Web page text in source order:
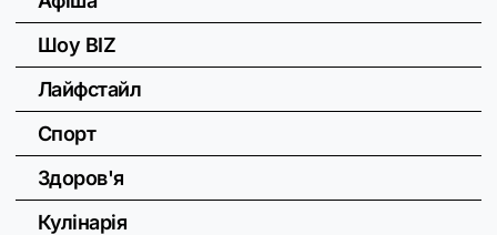
Шоу BIZ
Лайфстайл
Спорт
Здоров'я
Кулінарія